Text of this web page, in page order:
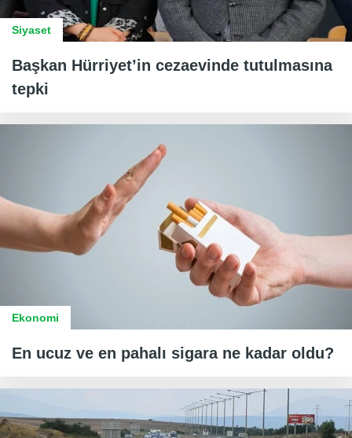
Siyaset
Başkan Hürriyet’in cezaevinde tutulmasına
tepki
Ekonomi
En ucuz ve en pahalı sigara ne kadar oldu?